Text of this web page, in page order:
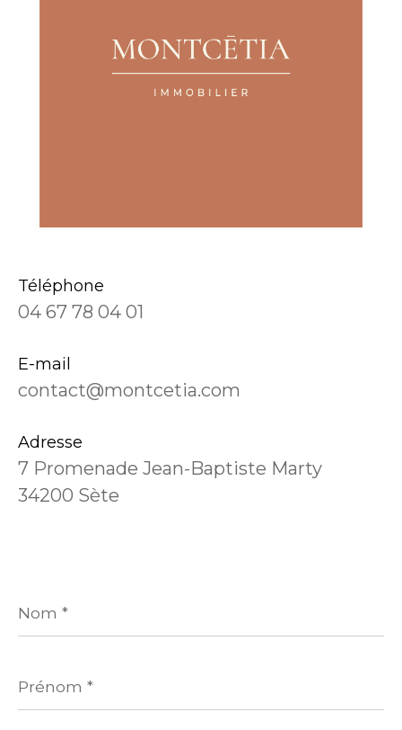
Téléphone
04 67 78 04 01
E-mail
contact@montcetia.com
Adresse
7 Promenade Jean-Baptiste Marty
34200 Sète
*
*